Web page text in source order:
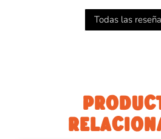
Todas las